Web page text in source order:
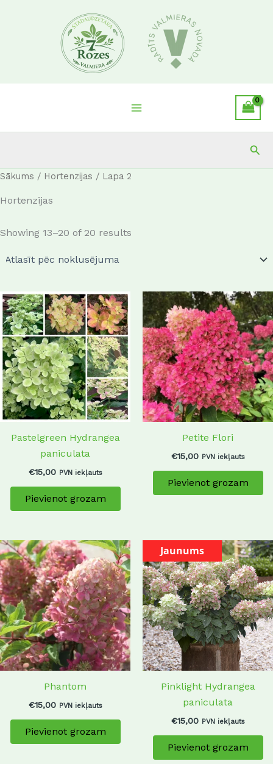
Sākums / Hortenzijas / Lapa 2
Hortenzijas
Showing 13–20 of 20 results
Pastelgreen Hydrangea
paniculata
€15,00 PVN iekļauts
Pievienot grozam
Petite Flori
€15,00 PVN iekļauts
Pievienot grozam
Phantom
€15,00 PVN iekļauts
Pievienot grozam
Jaunums
Pinklight Hydrangea
paniculata
€15,00 PVN iekļauts
Pievienot grozam